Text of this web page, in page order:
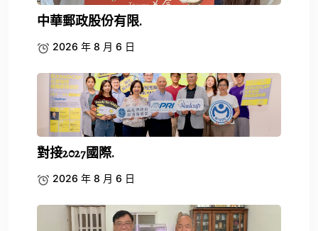
中華郵政股份有限.
2026 年 8 月 6 日
對接2027國際.
2026 年 8 月 6 日